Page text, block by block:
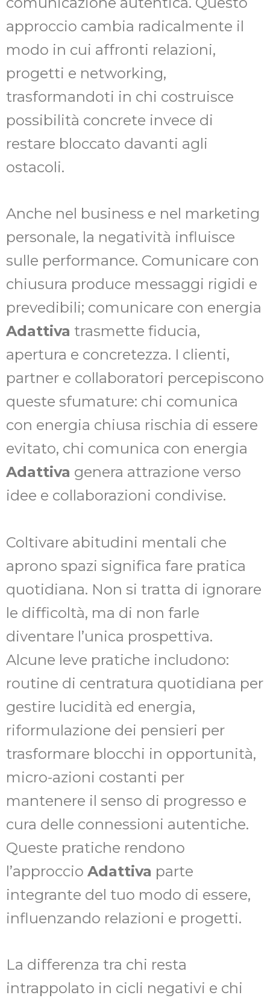
approccio cambia radicalmente il
modo in cui affronti relazioni,
progetti e networking,
trasformandoti in chi costruisce
possibilità concrete invece di
restare bloccato davanti agli
ostacoli.
Anche nel business e nel marketing
personale, la negatività influisce
sulle performance. Comunicare con
chiusura produce messaggi rigidi e
prevedibili; comunicare con energia
Adattiva trasmette fiducia,
apertura e concretezza. I clienti,
partner e collaboratori percepiscono
queste sfumature: chi comunica
con energia chiusa rischia di essere
evitato, chi comunica con energia
Adattiva genera attrazione verso
idee e collaborazioni condivise.
Coltivare abitudini mentali che
aprono spazi significa fare pratica
quotidiana. Non si tratta di ignorare
le difficoltà, ma di non farle
diventare l’unica prospettiva.
Alcune leve pratiche includono:
routine di centratura quotidiana per
gestire lucidità ed energia,
riformulazione dei pensieri per
trasformare blocchi in opportunità,
micro-azioni costanti per
mantenere il senso di progresso e
cura delle connessioni autentiche.
Queste pratiche rendono
l’approccio Adattiva parte
integrante del tuo modo di essere,
influenzando relazioni e progetti.
La differenza tra chi resta
intrappolato in cicli negativi e chi